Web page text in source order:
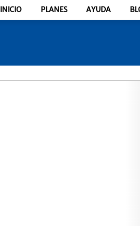
INICIO PLANES AYUDA